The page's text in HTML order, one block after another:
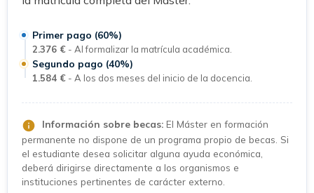
Primer pago (60%)
2.376 € - Al formalizar la matrícula académica.
Segundo pago (40%)
1.584 € - A los dos meses del inicio de la docencia.
Información sobre becas: El Máster en formación
permanente no dispone de un programa propio de becas. Si
el estudiante desea solicitar alguna ayuda económica,
deberá dirigirse directamente a los organismos e
instituciones pertinentes de carácter externo.